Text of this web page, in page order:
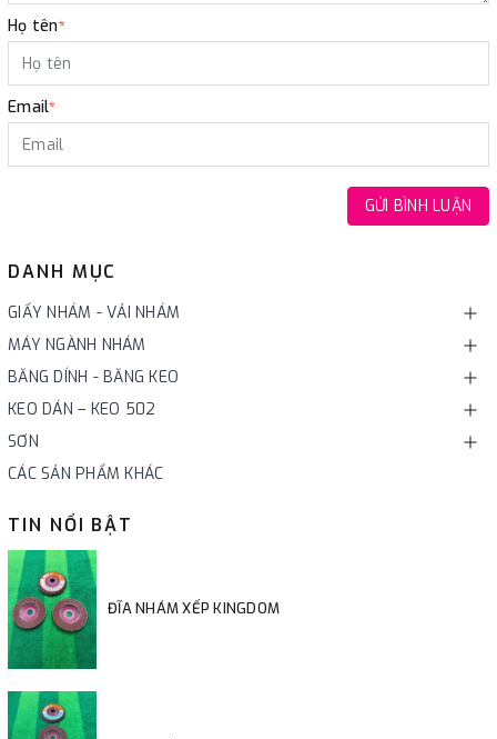
DANH MỤC
GIẤY NHÁM - VẢI NHÁM
MÁY NGÀNH NHÁM
BĂNG DÍNH - BĂNG KEO
KEO DÁN – KEO 502
SƠN
CÁC SẢN PHẨM KHÁC
TIN NỔI BẬT
ĐĨA NHÁM XẾP KINGDOM
Họ tên*
Email*
GỬI BÌNH LUẬN